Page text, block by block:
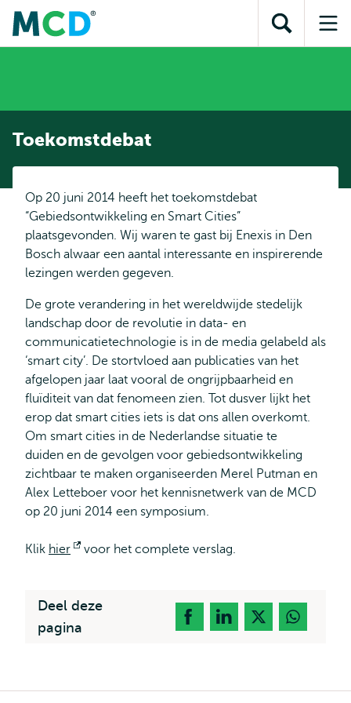
inhoud
Direct naar
subnavigatieToon
zoekveld
Toekomstdebat
Op 20 juni 2014 heeft het toekomstdebat
“Gebiedsontwikkeling en Smart Cities”
plaatsgevonden. Wij waren te gast bij Enexis in Den
Bosch alwaar een aantal interessante en inspirerende
lezingen werden gegeven.
De grote verandering in het wereldwijde stedelijk
landschap door de revolutie in data- en
communicatietechnologie is in de media gelabeld als
‘smart city’. De stortvloed aan publicaties van het
afgelopen jaar laat vooral de ongrijpbaarheid en
fluïditeit van dat fenomeen zien. Tot dusver lijkt het
erop dat smart cities iets is dat ons allen overkomt.
Om smart cities in de Nederlandse situatie te
duiden en de gevolgen voor gebiedsontwikkeling
zichtbaar te maken organiseerden Merel Putman en
Alex Letteboer voor het kennisnetwerk van de MCD
op 20 juni 2014 een symposium.
Klik hier
Opent
voor het complete verslag.
Deel deze
pagina